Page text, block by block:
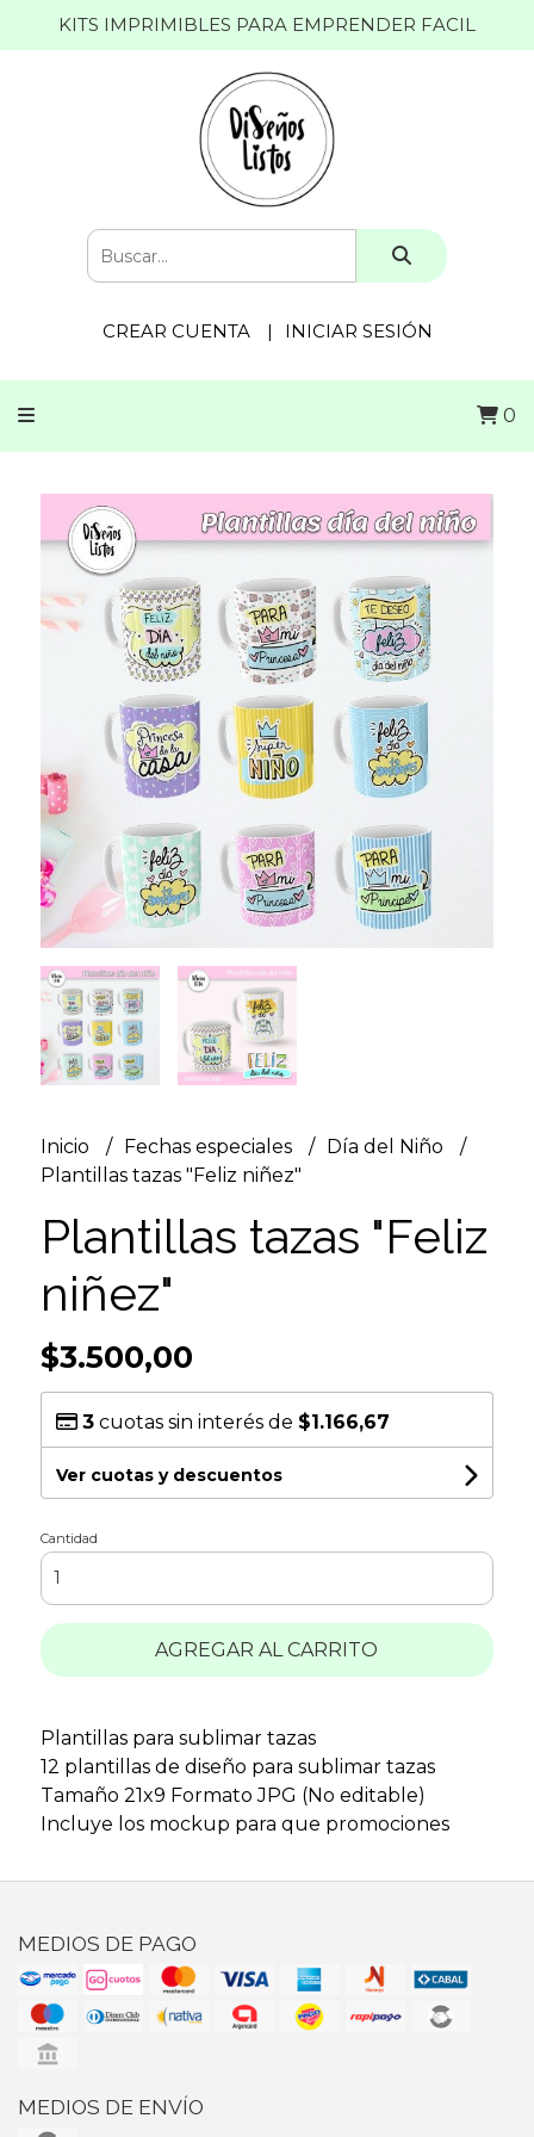
KITS IMPRIMIBLES PARA EMPRENDER FACIL
CREAR CUENTA INICIAR SESIÓN
0
Inicio Fechas especiales
Día del Niño
Plantillas tazas "Feliz niñez"
Plantillas tazas "Feliz
niñez"
$3.500,00
3cuotas sin interés de $1.166,67
Ver cuotas y descuentos
Cantidad
AGREGAR AL CARRITO
Plantillas para sublimar tazas
12 plantillas de diseño para sublimar tazas
Tamaño 21x9 Formato JPG (No editable)
Incluye los mockup para que promociones
MEDIOS DE PAGO
MEDIOS DE ENVÍO